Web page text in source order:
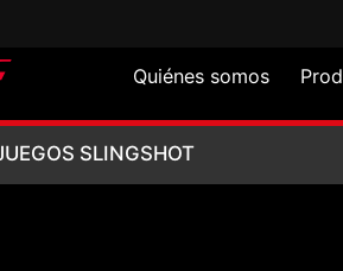
Quiénes somos
PARA
SLINGSHOT